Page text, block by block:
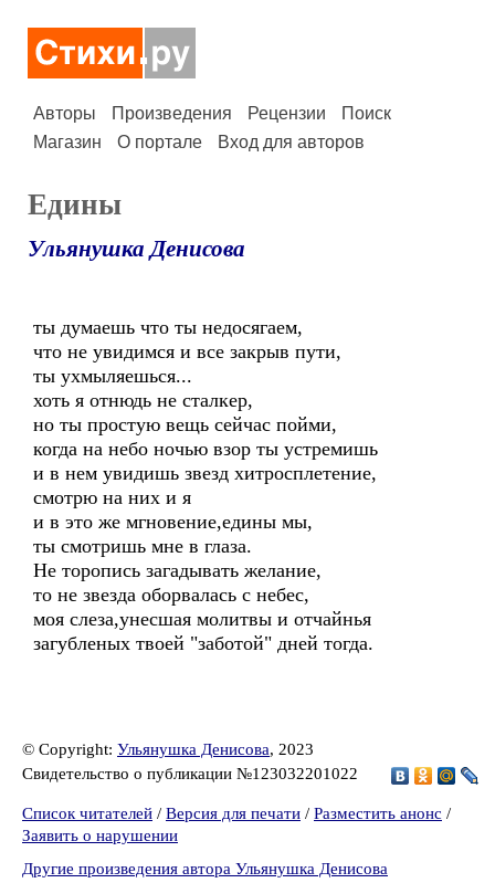
Авторы Произведения Рецензии
Поиск
Магазин
О портале Вход для авторов
Едины
Ульянушка Денисова
ты думаешь что ты недосягаем,
что не увидимся и все закрыв пути,
ты ухмыляешься...
хоть я отнюдь не сталкер,
но ты простую вещь сейчас пойми,
когда на небо ночью взор ты устремишь
и в нем увидишь звезд хитросплетение,
смотрю на них и я
и в это же мгновение,едины мы,
ты смотришь мне в глаза.
Не торопись загадывать желание,
то не звезда оборвалась с небес,
моя слеза,унесшая молитвы и отчайнья
загубленых твоей "заботой" дней тогда.
© Copyright: Ульянушка Денисова, 2023
Свидетельство о публикации №123032201022
Список читателей / Версия для печати / Разместить анонс /
Заявить о нарушении
Другие произведения автора Ульянушка Денисова